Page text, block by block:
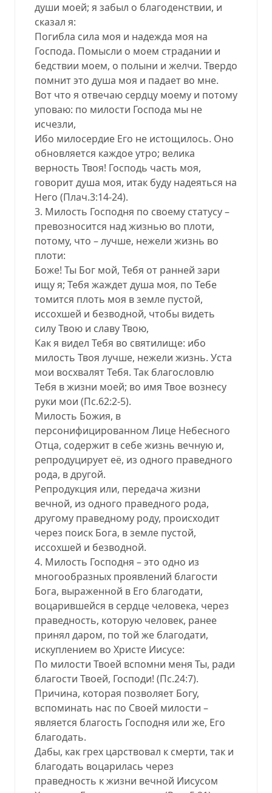
души моей; я забыл о благоденствии, и
сказал я:
Погибла сила моя и надежда моя на
Господа. Помысли о моем страдании и
бедствии моем, о полыни и желчи. Твердо
помнит это душа моя и падает во мне.
Вот что я отвечаю сердцу моему и потому
уповаю: по милости Господа мы не
исчезли,
Ибо милосердие Его не истощилось. Оно
обновляется каждое утро; велика
верность Твоя! Господь часть моя,
говорит душа моя, итак буду надеяться на
Него (Плач.3:14-24).
3. Милость Господня по своему статусу –
превозносится над жизнью во плоти,
потому, что – лучше, нежели жизнь во
плоти:
Боже! Ты Бог мой, Тебя от ранней зари
ищу я; Тебя жаждет душа моя, по Тебе
томится плоть моя в земле пустой,
иссохшей и безводной, чтобы видеть
силу Твою и славу Твою,
Как я видел Тебя во святилище: ибо
милость Твоя лучше, нежели жизнь. Уста
мои восхвалят Тебя. Так благословлю
Тебя в жизни моей; во имя Твое вознесу
руки мои (Пс.62:2-5).
Милость Божия, в
персонифицированном Лице Небесного
Отца, содержит в себе жизнь вечную и,
репродуцирует её, из одного праведного
рода, в другой.
Репродукция или, передача жизни
вечной, из одного праведного рода,
другому праведному роду, происходит
через поиск Бога, в земле пустой,
иссохшей и безводной.
4. Милость Господня – это одно из
многообразных проявлений благости
Бога, выраженной в Его благодати,
воцарившейся в сердце человека, через
праведность, которую человек, ранее
принял даром, по той же благодати,
искуплением во Христе Иисусе:
По милости Твоей вспомни меня Ты, ради
благости Твоей, Господи! (Пс.24:7).
Причина, которая позволяет Богу,
вспоминать нас по Своей милости –
является благость Господня или же, Его
благодать.
Дабы, как грех царствовал к смерти, так и
благодать воцарилась через
праведность к жизни вечной Иисусом